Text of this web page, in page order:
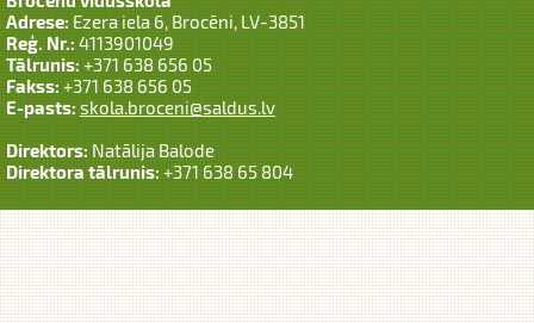
Adrese:Ezera iela 6, Brocēni, LV-3851
Reģ. Nr.:4113901049
Tālrunis:+371 638 656 05
Fakss:+371 638 656 05
E-pasts:skola.broceni@saldus.lv
Direktors:Natālija Balode
Direktora tālrunis:+371 638 65 804